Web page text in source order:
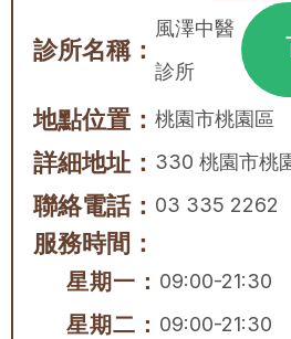
診所名稱：
風澤中醫
診所
地點位置： 桃園市桃園區
詳細地址： 330 桃園市桃
聯絡電話： 03 335 2262
服務時間：
星期一： 09:00-21:30
星期二： 09:00-21:30